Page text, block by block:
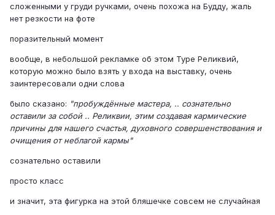
сложенными у груди ручками, очень похожа на Будду, жаль
нет резкости на фоте
поразительный момент
вообще, в небольшой рекламке об этом Туре Реликвий,
которую можно было взять у входа на выставку, очень
заинтересовали одни слова
было сказано: "пробуждённые мастера, .. сознательно
оставили за собой .. Реликвии, этим создавая кармические
причины для нашего счастья, духовного совершенствования и
очищения от неблагой кармы"
сознательно оставили
просто класс
и значит, эта фигурка на этой бляшечке совсем не случайная